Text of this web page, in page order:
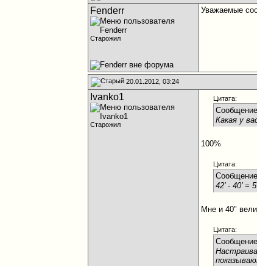
Fenderr
Старожил
Уважаемые
20.01.2012, 03:24
Ivanko1
Старожил
Цитата:
Какая у
100%
Цитата:
42' - 40' =
Мне и 40"
Цитата: